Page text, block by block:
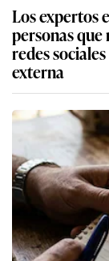
Los expertos
personas
redes
externa